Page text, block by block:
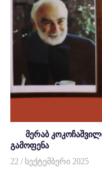
მერაბ
გამოფენა
22 / სექტემბერი 2025